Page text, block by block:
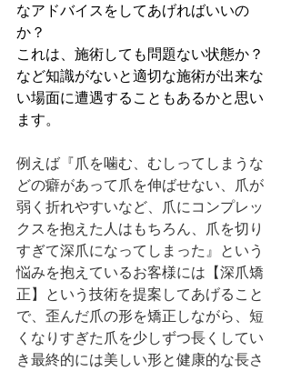
なアドバイスをしてあげればいいの
か？
これは、施術しても問題ない状態か？
など知識がないと適切な施術が出来な
い場面に遭遇することもあるかと思い
ます。
例えば『爪を噛む、むしってしまうな
どの癖があって爪を伸ばせない、爪が
弱く折れやすいなど、爪にコンプレッ
クスを抱えた人はもちろん、爪を切り
すぎて深爪になってしまった』という
悩みを抱えているお客様には【深爪矯
正】という技術を提案してあげること
で、歪んだ爪の形を矯正しながら、短
くなりすぎた爪を少しずつ長くしてい
き最終的には美しい形と健康的な長さ